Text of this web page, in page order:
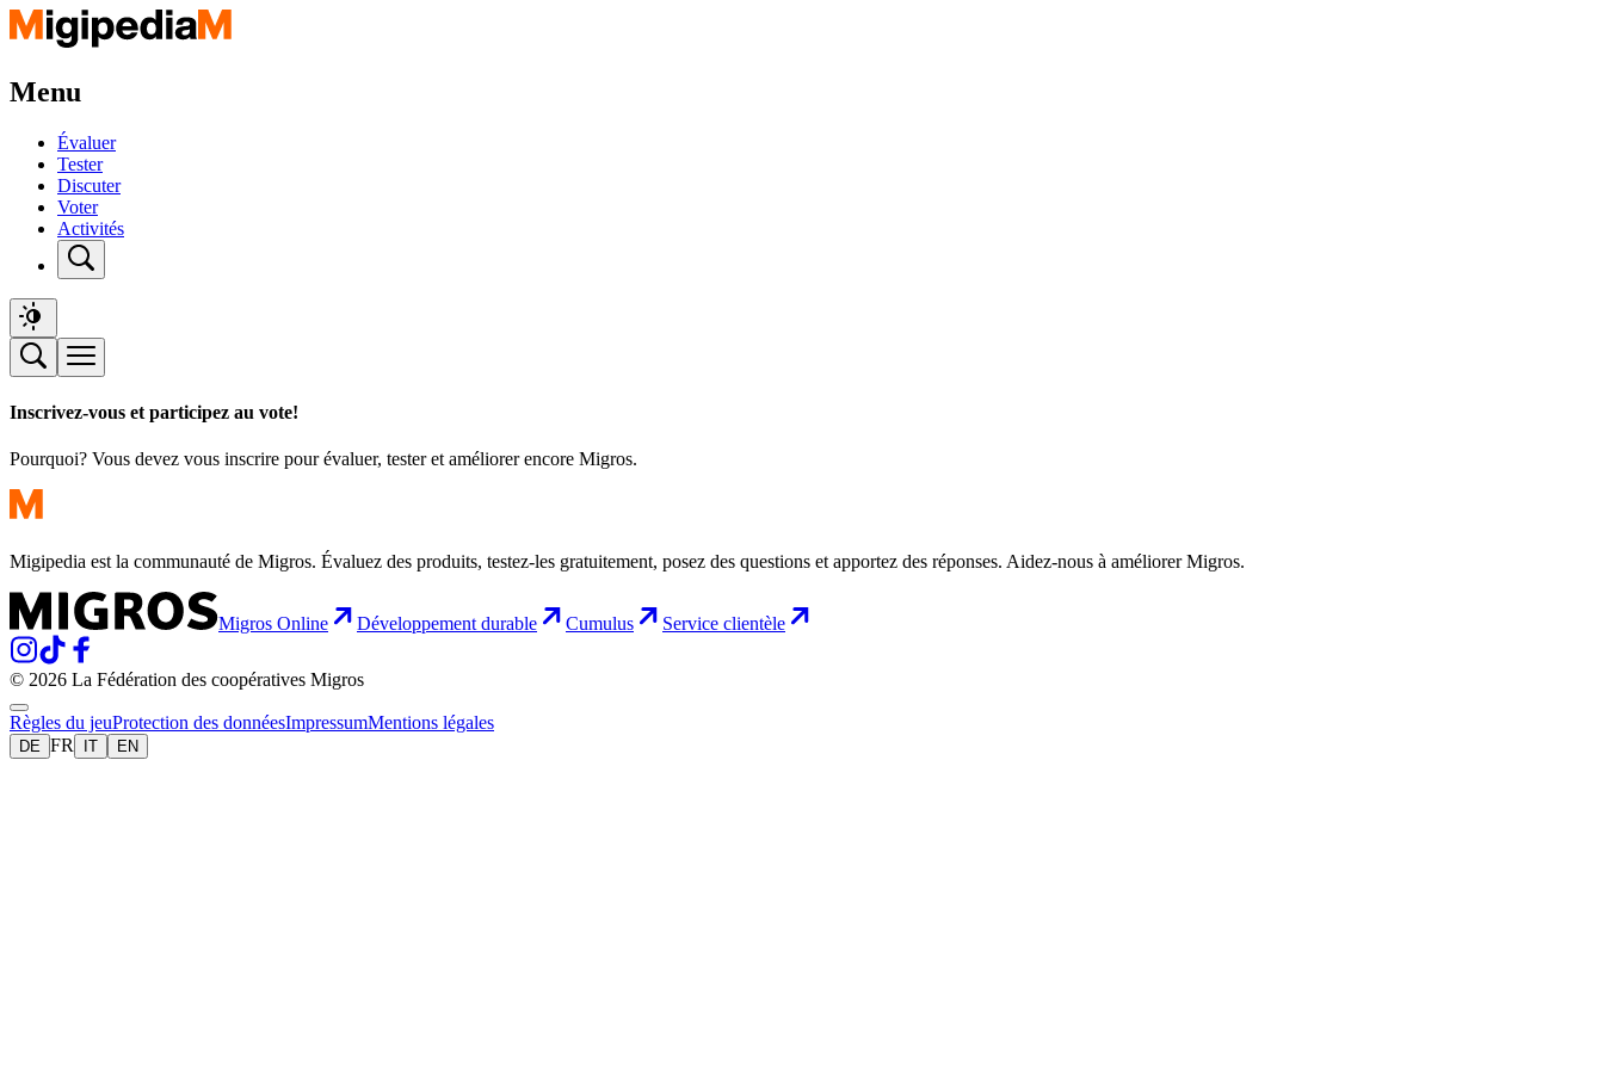
Menu
Évaluer
Tester
Discuter
Voter
Activités
Inscrivez-vous et participez au vote!
Pourquoi? Vous devez vous inscrire pour évaluer, tester et améliorer encore Migros.
Migipedia est la communauté de Migros. Évaluez des produits, testez-les gratuitement, posez des questions et apportez des réponses. Aidez-nous à améliorer Migros.
Migros Online Développement durable Cumulus Service clientèle
© 2026 La Fédération des coopératives Migros
Règles du jeuProtection des donnéesImpressumMentions légales
DE FR IT EN